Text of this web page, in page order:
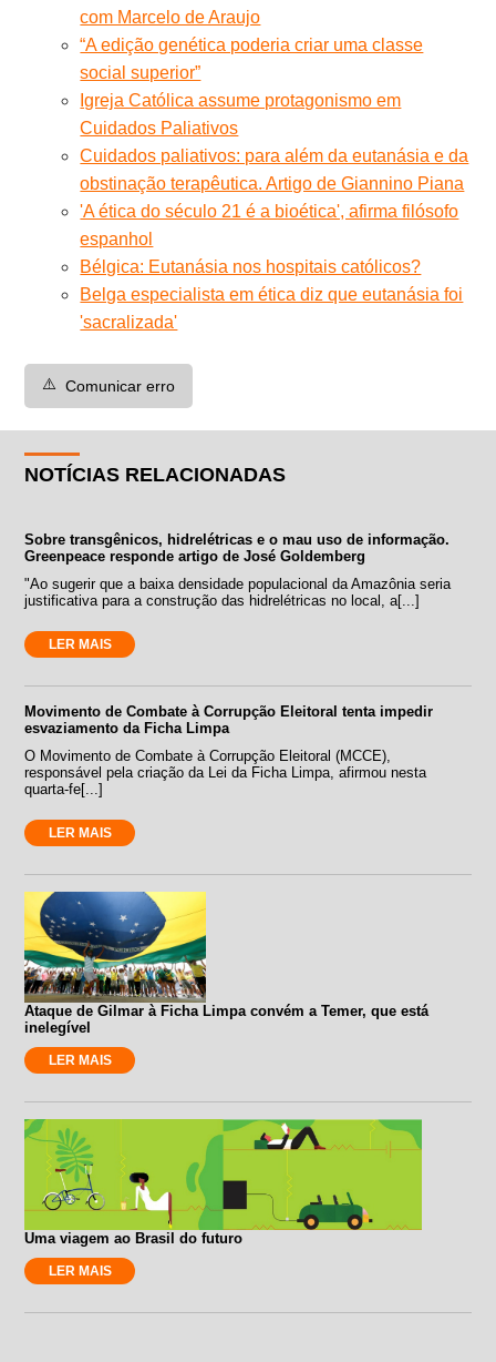
com Marcelo de Araujo
“A edição genética poderia criar uma classe
social superior”
Igreja Católica assume protagonismo em
Cuidados Paliativos
Cuidados paliativos: para além da eutanásia e da
obstinação terapêutica. Artigo de Giannino Piana
'A ética do século 21 é a bioética', afirma filósofo
espanhol
Bélgica: Eutanásia nos hospitais católicos?
Belga especialista em ética diz que eutanásia foi
'sacralizada'
⚠️ Comunicar erro
NOTÍCIAS RELACIONADAS
Sobre transgênicos, hidrelétricas e o mau uso de informação.
Greenpeace responde artigo de José Goldemberg
"Ao sugerir que a baixa densidade populacional da Amazônia seria
justificativa para a construção das hidrelétricas no local, a[...]
LER MAIS
Movimento de Combate à Corrupção Eleitoral tenta impedir
esvaziamento da Ficha Limpa
O Movimento de Combate à Corrupção Eleitoral (MCCE),
responsável pela criação da Lei da Ficha Limpa, afirmou nesta
quarta-fe[...]
LER MAIS
Ataque de Gilmar à Ficha Limpa convém a Temer, que está
inelegível
LER MAIS
Uma viagem ao Brasil do futuro
LER MAIS